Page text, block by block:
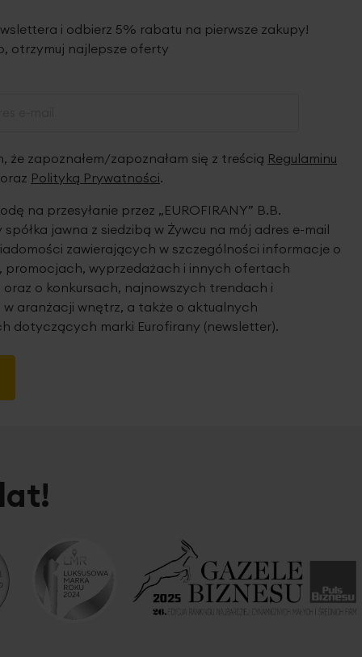
i odbierz 5% rabatu na pierwsze zakupy!
otrzymuj najlepsze oferty
że zapoznałem/zapoznałam się z treścią Regulaminu
Polityką Prywatności.
na przesyłanie przez „EUROFIRANY” B.B.
jawna z siedzibą w Żywcu na mój adres e-mail
zawierających w szczególności informacje o
promocjach, wyprzedażach i innych ofertach
o konkursach, najnowszych trendach i
aranżacji wnętrz, a także o aktualnych
dotyczących marki Eurofirany (newsletter).